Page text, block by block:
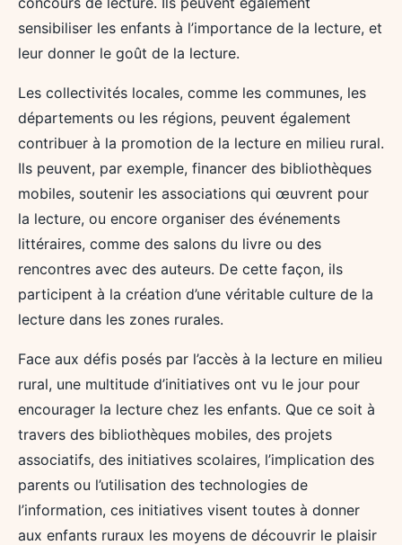
sensibiliser les enfants à l’importance de la lecture, et
leur donner le goût de la lecture.
Les collectivités locales, comme les communes, les
départements ou les régions, peuvent également
contribuer à la promotion de la lecture en milieu rural.
Ils peuvent, par exemple, financer des bibliothèques
mobiles, soutenir les associations qui œuvrent pour
la lecture, ou encore organiser des événements
littéraires, comme des salons du livre ou des
rencontres avec des auteurs. De cette façon, ils
participent à la création d’une véritable culture de la
lecture dans les zones rurales.
Face aux défis posés par l’accès à la lecture en milieu
rural, une multitude d’initiatives ont vu le jour pour
encourager la lecture chez les enfants. Que ce soit à
travers des bibliothèques mobiles, des projets
associatifs, des initiatives scolaires, l’implication des
parents ou l’utilisation des technologies de
l’information, ces initiatives visent toutes à donner
aux enfants ruraux les moyens de découvrir le plaisir